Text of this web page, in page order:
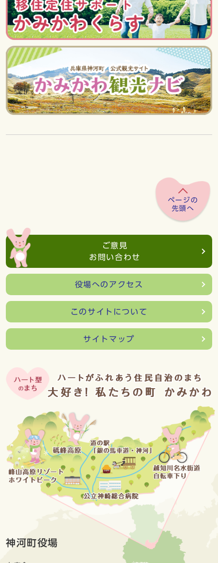
ページの
先頭へ
ご意見
お問い合わせ
役場へのアクセス
このサイトについて
サイトマップ
神河町役場